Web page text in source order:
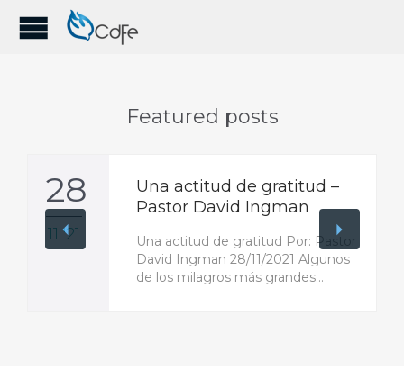
Featured posts
28
11 '21
Una actitud de gratitud –
Pastor David Ingman
Una actitud de gratitud Por: Pastor
David Ingman 28/11/2021 Algunos
de los milagros más grandes…